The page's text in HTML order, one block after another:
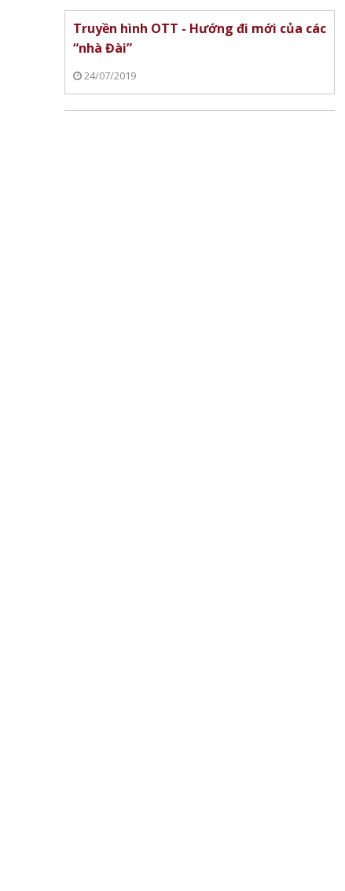
Truyền hình OTT - Hướng đi mới của các
“nhà Đài”
24/07/2019